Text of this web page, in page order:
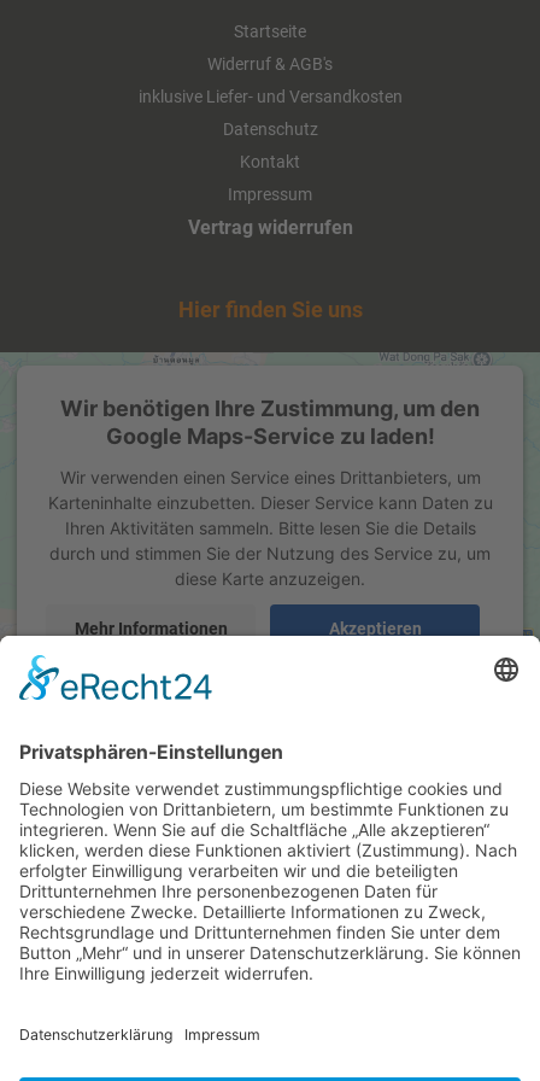
Teinacher Eistee Pfirsich 20 x 0,5
ab 15,00 EUR
( inkl. 19 % MwSt. zzgl. Versandkosten)
Details
Krumbach Classic 9 x 1,0 Liter
(PET/Einweg)
ab 7,80 EUR
Startseite
Widerruf & AGB's
inklusive Liefer- und Versandkosten
Datenschutz
Kontakt
Impressum
Vertrag widerrufen
Hier finden Sie uns
Wir benötigen Ihre Zustimmung, um den
Google Maps-Service zu laden!
Wir verwenden einen Service eines Drittanbieters, um
Karteninhalte einzubetten. Dieser Service kann Daten zu
Ihren Aktivitäten sammeln. Bitte lesen Sie die Details
durch und stimmen Sie der Nutzung des Service zu, um
diese Karte anzuzeigen.
Mehr Informationen Akzeptieren
powered by Usercentrics Consent Management Platform
Hersteller
Schneller Getränkeservice
Tulpenstr. 37